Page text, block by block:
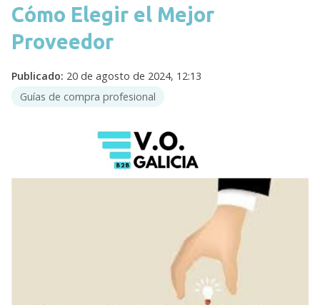
Cómo Elegir el Mejor
Proveedor
Publicado: 20 de agosto de 2024, 12:13
Guías de compra profesional